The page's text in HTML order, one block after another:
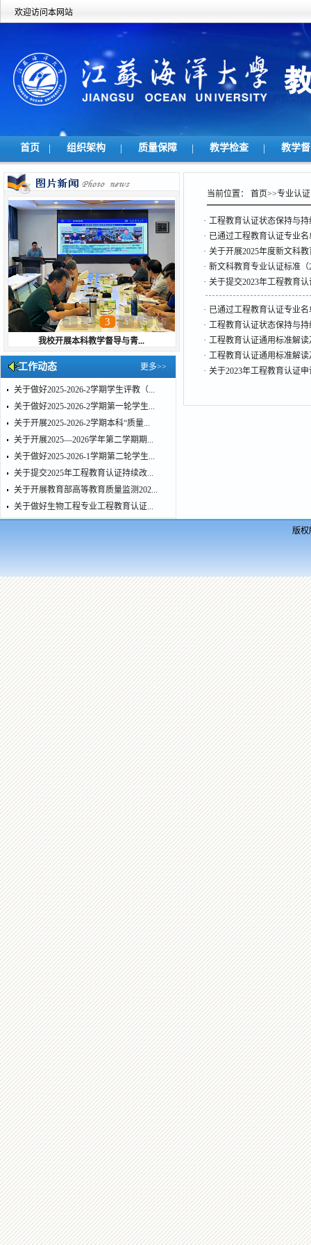
欢迎访问本网站
首页 | 组织架构 | 质量保障 | 教学检查 | 教学
1 2 3 4 5 6
我校开展本科教学督导与青...
工作动态 更多>>
关于做好2025-2026-2学期学生评教（...
关于做好2025-2026-2学期第一轮学生...
关于开展2025-2026-2学期本科“质量...
关于开展2025—2026学年第二学期期...
关于做好2025-2026-1学期第二轮学生...
关于提交2025年工程教育认证持续改...
关于开展教育部高等教育质量监测202...
关于做好生物工程专业工程教育认证...
当前位置： 首页>>专业认证
· 工程教育认证状态保持与
· 已通过工程教育认证专业
· 关于开展2025年度新文科
· 新文科教育专业认证标准（
· 关于提交2023年工程教育
· 已通过工程教育认证专业
· 工程教育认证状态保持与
· 工程教育认证通用标准解
· 工程教育认证通用标准解读
· 关于2023年工程教育认证
版权